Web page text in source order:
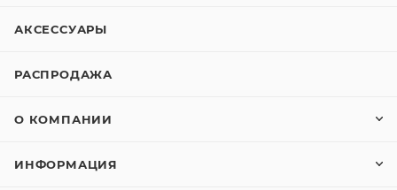
АКСЕССУАРЫ
РАСПРОДАЖА
О КОМПАНИИ
ИНФОРМАЦИЯ